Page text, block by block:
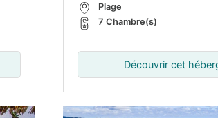
Plage
7 Chambre(s)
Découvrir cet